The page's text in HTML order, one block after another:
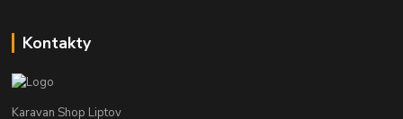
Kontakty
Karavan Shop Liptov